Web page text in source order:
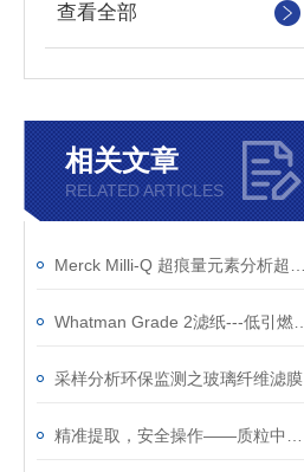
查看全部
相关文章
RELATED ARTICLES
采样分析环保监测之玻璃纤维滤膜